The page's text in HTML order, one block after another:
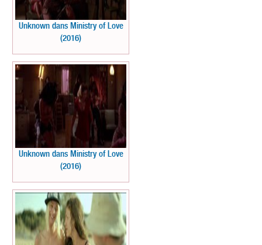
Unknown dans Ministry of Love
(2016)
Unknown dans Ministry of Love
(2016)